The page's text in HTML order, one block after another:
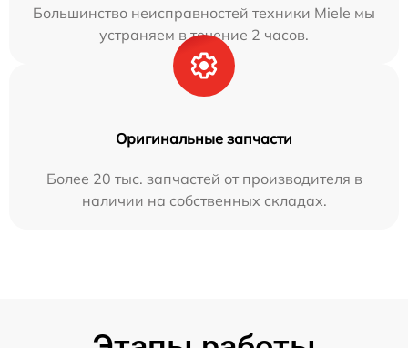
Большинство неисправностей техники Miele мы
устраняем в течение 2 часов.
Оригинальные запчасти
Более 20 тыс. запчастей от производителя в
наличии на собственных складах.